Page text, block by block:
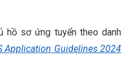
hồ sơ ứng tuyển theo danh
Application Guidelines 2024